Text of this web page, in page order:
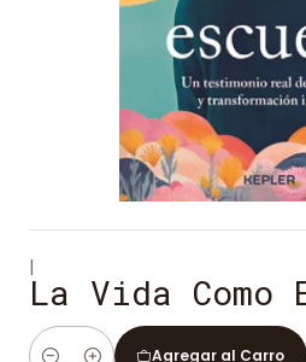
|
La Vida Como
Agregar al Carro